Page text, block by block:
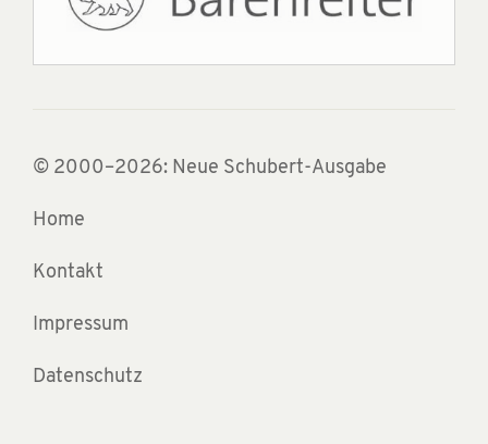
© 2000–2026: Neue Schubert-Ausgabe
Home
Kontakt
Impressum
Datenschutz